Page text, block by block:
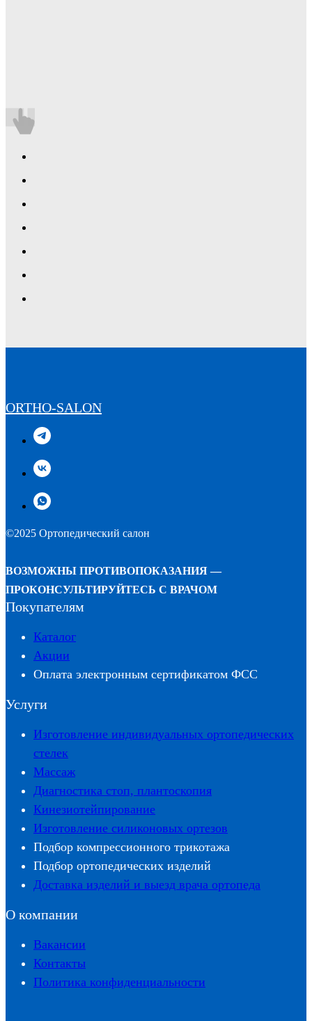
ORTHO-SALON
©2025 Ортопедический салон
ВОЗМОЖНЫ ПРОТИВОПОКАЗАНИЯ —
ПРОКОНСУЛЬТИРУЙТЕСЬ С ВРАЧОМ
Покупателям
Каталог
Акции
Оплата электронным сертификатом ФСС
Услуги
Изготовление индивидуальных ортопедических
стелек
Массаж
Диагностика стоп, плантоскопия
Кинезиотейпирование
Изготовление силиконовых ортезов
Подбор компрессионного трикотажа
Подбор ортопедических изделий
Доставка изделий и выезд врача ортопеда
О компании
Вакансии
Контакты
Политика конфиденциальности